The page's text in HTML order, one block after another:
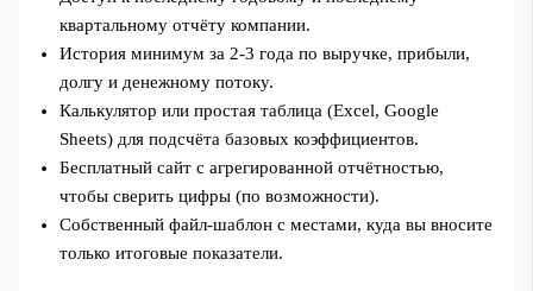
квартальному отчёту компании.
История минимум за 2-3 года по выручке, прибыли,
долгу и денежному потоку.
Калькулятор или простая таблица (Excel, Google
Sheets) для подсчёта базовых коэффициентов.
Бесплатный сайт с агрегированной отчётностью,
чтобы сверить цифры (по возможности).
Собственный файл-шаблон с местами, куда вы вносите
только итоговые показатели.